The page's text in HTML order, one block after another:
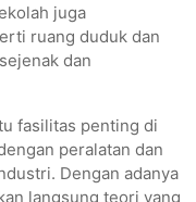
juga
ruang duduk dan
dan
fasilitas penting di
peralatan dan
Dengan adanya
langsung teori yang